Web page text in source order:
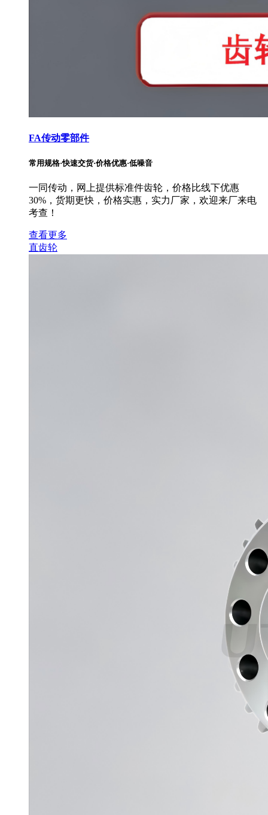
FA传动零部件
常用规格·快速交货·价格优惠·低噪音
一同传动，网上提供标准件齿轮，价格比线下优惠
30%，货期更快，价格实惠，实力厂家，欢迎来厂来电
考查！
查看更多
直齿轮